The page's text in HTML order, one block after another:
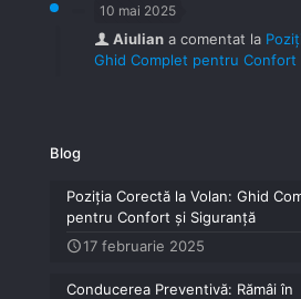
10 mai 2025
Aiulian a comentat la
Ghid Complet pentru Confort
Blog
Poziția Corectă la Volan: Ghid
pentru Confort și Siguranță
17 februarie 2025
Conducerea Preventivă: Rămâi în